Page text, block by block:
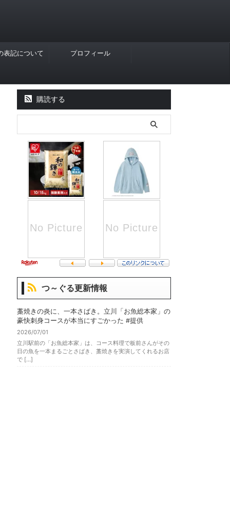
表記について プロフィール
購読する
つ～ぐる更新情報
藁焼きの炎に、一本さばき。立川「お魚総本家」の
豪快刺身コースが本当にすごかった #提供
2026/07/01
立川駅前の「お魚総本家」は、コース料理で板前さんがその
日の魚を一本まるごとさばき、藁焼きを実演してくれるお店
で […]